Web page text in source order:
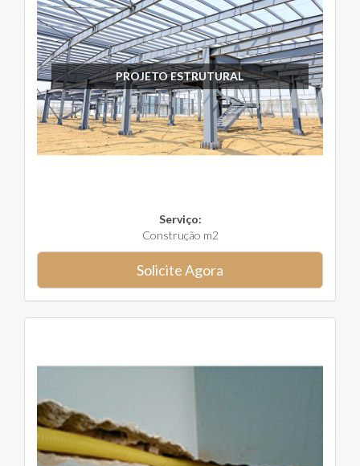
PROJETO ESTRUTURAL
Serviço:
Construção m2
Solicite Agora